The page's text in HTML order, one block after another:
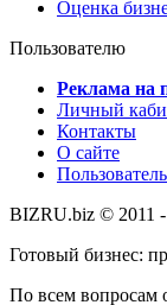
Оценка
Пользователю
Реклама на
Личный
Контакты
О сайте
BIZRU.biz © 2011
Готовый бизнес:
По всем вопросам